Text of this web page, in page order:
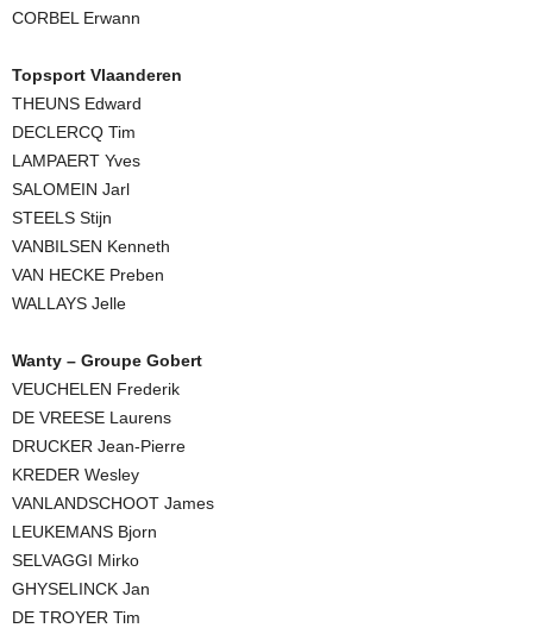
CORBEL Erwann
Topsport Vlaanderen
THEUNS Edward
DECLERCQ Tim
LAMPAERT Yves
SALOMEIN Jarl
STEELS Stijn
VANBILSEN Kenneth
VAN HECKE Preben
WALLAYS Jelle
Wanty – Groupe Gobert
VEUCHELEN Frederik
DE VREESE Laurens
DRUCKER Jean-Pierre
KREDER Wesley
VANLANDSCHOOT James
LEUKEMANS Bjorn
SELVAGGI Mirko
GHYSELINCK Jan
DE TROYER Tim